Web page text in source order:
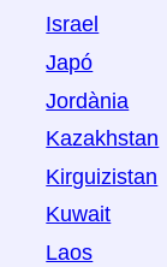
Israel
Japó
Jordània
Kazakhstan
Kirguizistan
Kuwait
Laos